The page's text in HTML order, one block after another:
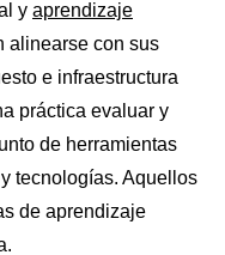
y aprendizaje
alinearse con sus
e infraestructura
práctica evaluar y
de herramientas
tecnologías. Aquellos
de aprendizaje